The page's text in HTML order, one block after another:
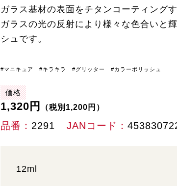
ガラス基材の表面をチタンコーティングす
ガラスの光の反射により様々な色合いと
シュです。
#マニキュア #キラキラ #グリッター #カラーポリッシュ
価格
1,320円 （税別1,200円）
品番 2291 JANコード
12ml